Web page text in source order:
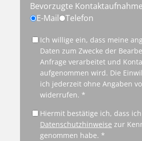
Bevorzugte
E-Mail
Telefon
Ich willige ein, dass meine
Daten zum Zwecke der
Anfrage verarbeitet und
aufgenommen wird. Die
ich jederzeit ohne Angaben
widerrufen. *
Hiermit bestätige ich, dass
Datenschutzhinweise zur
genommen habe. *